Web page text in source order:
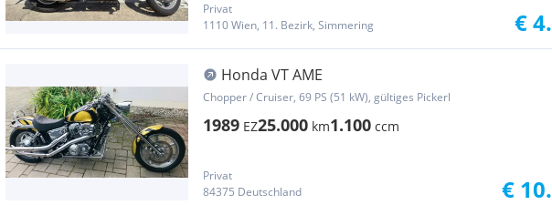
Privat
1110 Wien, 11. Bezirk, Simmering
€
Honda VT AME
Chopper / Cruiser, 69 PS (51 kW), gültiges Pickerl
1989 EZ25.000 km1.100 ccm
Privat
84375 Deutschland
€